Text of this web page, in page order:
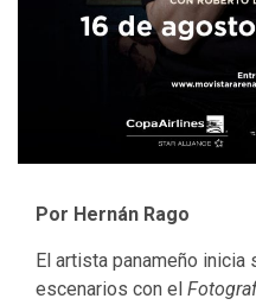
Por Hernán Rago
El artista panameño
escenarios con el